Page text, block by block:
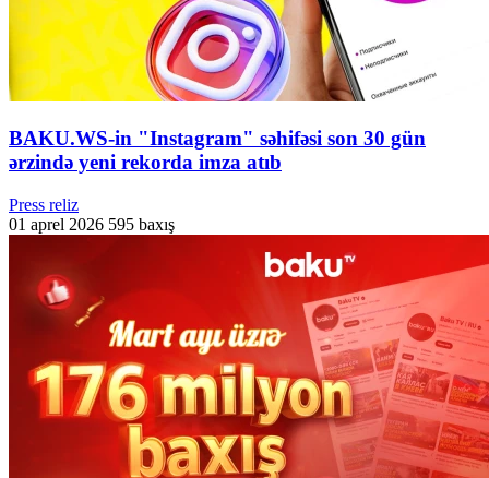
BAKU.WS-in "Instagram" səhifəsi son 30 gün
ərzində yeni rekorda imza atıb
Press reliz
01 aprel 2026 595 baxış